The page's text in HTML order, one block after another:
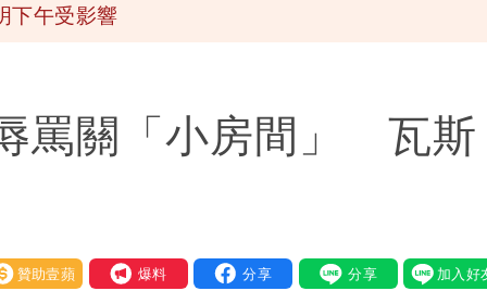
下午受影響
罵關「小房間」 瓦斯
助壹蘋 我要爆料